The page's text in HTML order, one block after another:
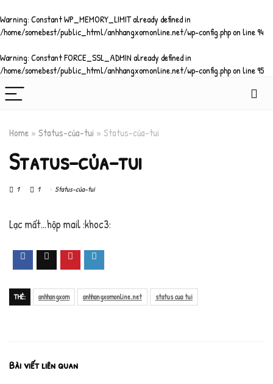
Warning: Constant WP_MEMORY_LIMIT already defined in
/home/somebest/public_html/anhhangxomonline.net/wp-config.phpon line94
Warning: Constant FORCE_SSL_ADMIN already defined in
/home/somebest/public_html/anhhangxomonline.net/wp-config.phpon line95
Home » Status-của-tui » Status-của-tui
Status-của-tui
1 1 Status-của-tui
Lạc mất…hộp mail :khoc3:
THẺ: anhhangxom anhhangxomonline.net status cua tui
Bài viết liên quan